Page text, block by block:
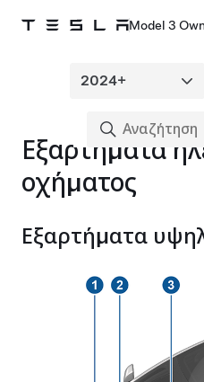
Model 3
Εξαρτήματα
οχήματος
Εξαρτήματα